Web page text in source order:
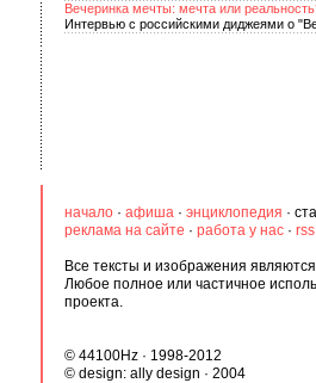
Вечеринка мечты: мечта или
Интервью с российскими диджеями о
начало · афиша · энциклопедия ·
реклама на сайте · работа у нас ·
Все тексты и изображения
Любое полное или частичное
проекта.
© 44100Hz · 1998-2012
© design: ally design · 2004